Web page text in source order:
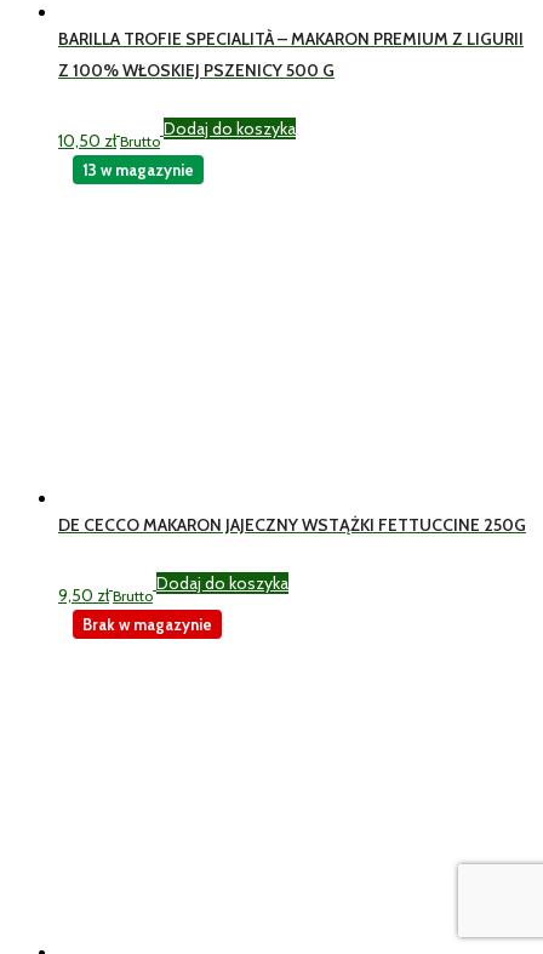
BARILLA TROFIE SPECIALITÀ – MAKARON PREMIUM Z LIGURII
Z 100% WŁOSKIEJ PSZENICY 500 G
10,50 zł Brutto
Dodaj do koszyka
DE CECCO MAKARON JAJECZNY WSTĄŻKI FETTUCCINE 250G
9,50 zł Brutto
Dodaj do koszyka
13 w magazynie
Brak w magazynie